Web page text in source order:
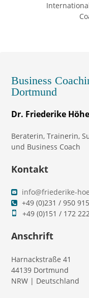
Business
Dortmund
Dr. Friederike
Beraterin, Trainerin,
und Business Coach
Kontakt
info@friederike-
+49 (0)231 / 950
+49 (0)151 / 172
Anschrift
Harnackstraße 41
44139 Dortmund
NRW | Deutschland